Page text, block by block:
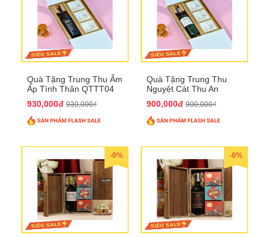
Quà Tặng Trung Thu Ấm
Áp Tình Thân QTTT04
930,000đ 930,000₫
Quà Tặng Trung Thu
Nguyệt Cát Thu An
900,000đ 900,000₫
-0% -0%